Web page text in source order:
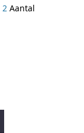
2 Aantal